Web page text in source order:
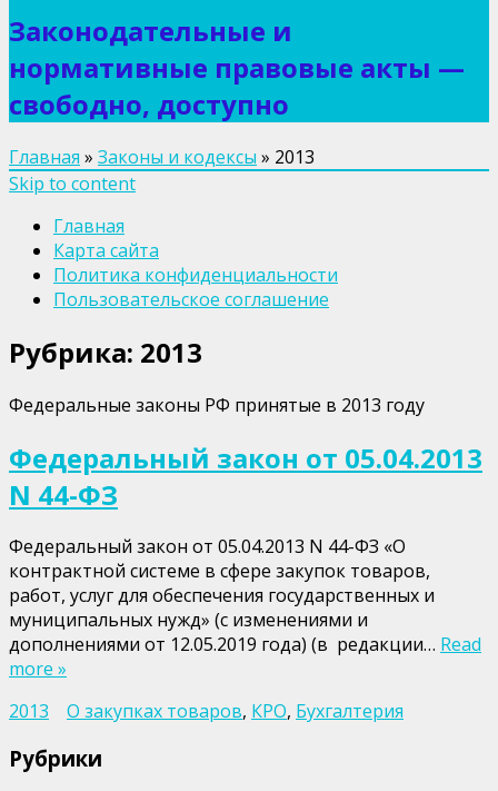
Законодательные и
нормативные правовые акты —
свободно, доступно
Главная » Законы и кодексы » 2013
Skip to content
Главная
Карта сайта
Политика конфиденциальности
Пользовательское соглашение
Рубрика: 2013
Федеральные законы РФ принятые в 2013 году
Федеральный закон от 05.04.2013
N 44-ФЗ
Федеральный закон от 05.04.2013 N 44-ФЗ «О
контрактной системе в сфере закупок товаров,
работ, услуг для обеспечения государственных и
муниципальных нужд» (с изменениями и
дополнениями от 12.05.2019 года) (в редакции… Read
more »
2013
О закупках товаров, КРО, Бухгалтерия
Рубрики